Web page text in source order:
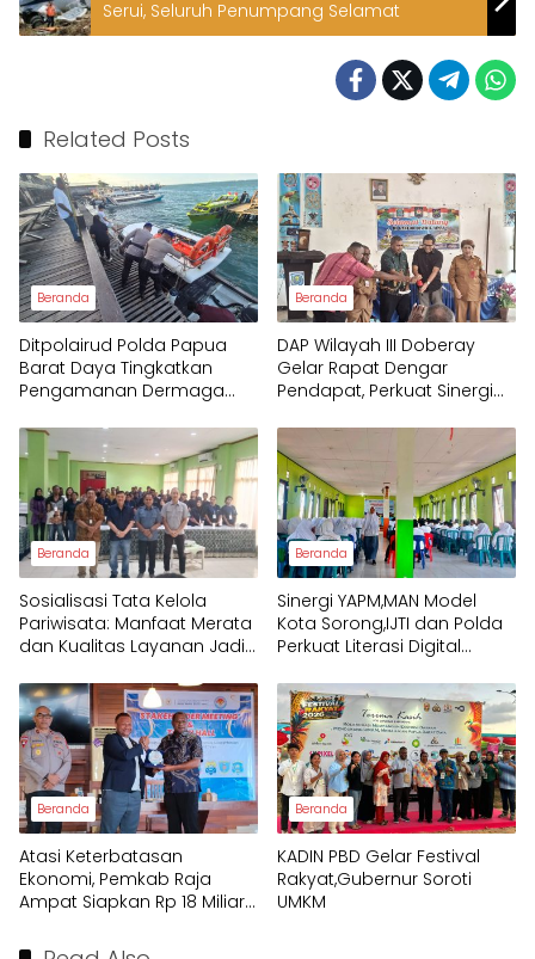
Serui, Seluruh Penumpang Selamat
Related Posts
Beranda
Ditpolairud Polda Papua
Barat Daya Tingkatkan
Pengamanan Dermaga
Beranda
DAP Wilayah III Doberay
Gelar Rapat Dengar
Pendapat, Perkuat Sinergi
Masyarakat Adat
Mengawal Pembangunan
Papua Barat Daya
Beranda
Sosialisasi Tata Kelola
Pariwisata: Manfaat Merata
dan Kualitas Layanan Jadi
Beranda
Sinergi YAPM,MAN Model
Kota Sorong,IJTI dan Polda
Perkuat Literasi Digital
Beranda
Atasi Keterbatasan
Ekonomi, Pemkab Raja
Ampat Siapkan Rp 18 Miliar
2026
Beranda
KADIN PBD Gelar Festival
Rakyat,Gubernur Soroti
UMKM